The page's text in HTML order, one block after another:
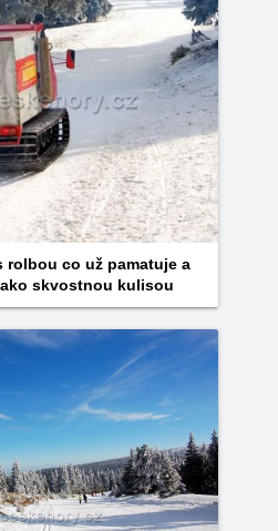
rolbou co už pamatuje a
skvostnou kulisou